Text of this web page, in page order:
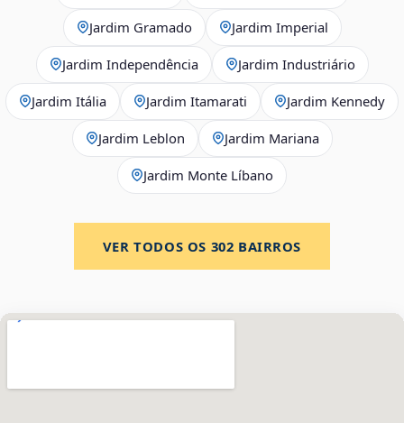
Jardim Gramado Jardim Imperial
Jardim Independência Jardim Industriário
Jardim Itália Jardim Itamarati Jardim Kennedy
Jardim Leblon Jardim Mariana
Jardim Monte Líbano
VER TODOS OS 302 BAIRROS